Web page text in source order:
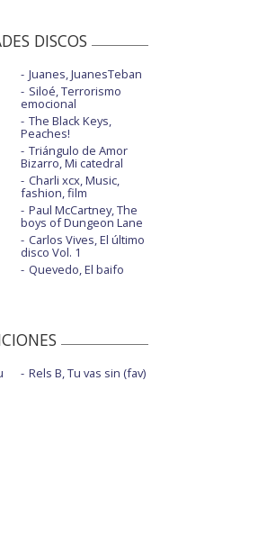
DISCOS
Juanes, JuanesTeban
Siloé, Terrorismo
emocional
The Black Keys,
Peaches!
Triángulo de Amor
Bizarro, Mi catedral
Charli xcx, Music,
fashion, film
Paul McCartney, The
boys of Dungeon Lane
Carlos Vives, El último
disco Vol. 1
Quevedo, El baifo
Rels B, Tu vas sin (fav)